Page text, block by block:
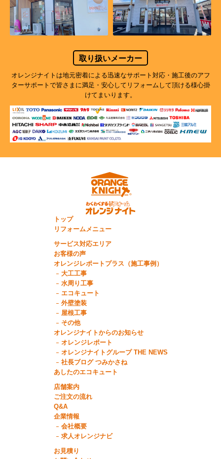
取り扱いメーカー
オレンジナイトは地元密着による迅速なサポート対応・施工後のアフ
ターサポートで皆さまに満足・安心してリフォームして頂ける様心掛
けてまいります。
トップ
リフォームメニュー
サービス対応エリア
お客様の声
オレンジレポートプラス（施工事例）
大工工事
水周り工事
エコキュート
外壁塗装
屋根工事
その他
オレンジナイトからのお知らせ
オレンジレポート
オレンジナイトグループ THE NEWS
社長ブログ つみかさね
あしたのエコキュート
店舗案内
ご注文の流れ
Q&A
企業情報
会社概要
求人オレンジナビ
お見積り